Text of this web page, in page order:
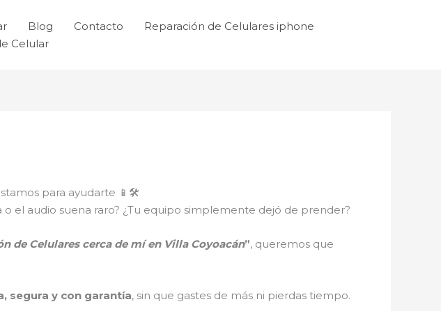
Blog Contacto
Reparación de Celulares iphone
Celular
para ayudarte 📱🛠️
el audio suena raro? ¿Tu equipo simplemente dejó de prender?
de Celulares cerca de mí en Villa Coyoacán”, queremos que
segura y con garantía, sin que gastes de más ni pierdas tiempo.